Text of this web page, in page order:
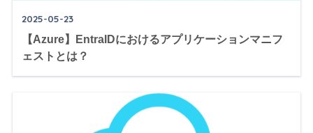
2025-05-23
【Azure】EntraIDにおけるアプリケーションマニフ
ェストとは？